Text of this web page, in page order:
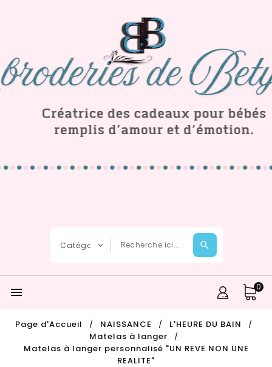
 0
Page d'Accueil NAISSANCE
L'HEURE DU BAIN
Matelas à langer
Matelas à langer personnalisé "UN REVE NON UNE
REALITE"